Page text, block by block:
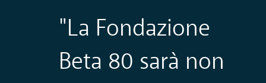
"La Fondazione
Beta 80 sarà non